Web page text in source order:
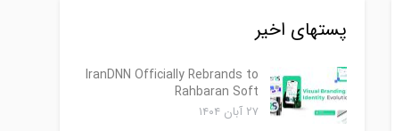
پستهای اخیر
IranDNN Officially Rebrands to
Rahbaran Soft
۲۷ آبان ۱۴۰۴